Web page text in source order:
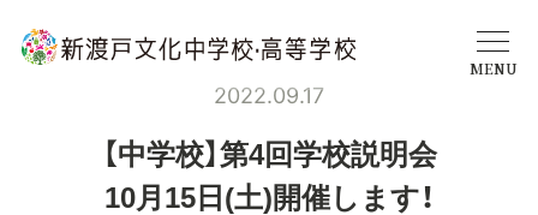
学校概要
MENU
2022.09.17
【中学校】第4回学校説明会
10月15日(土)開催します！